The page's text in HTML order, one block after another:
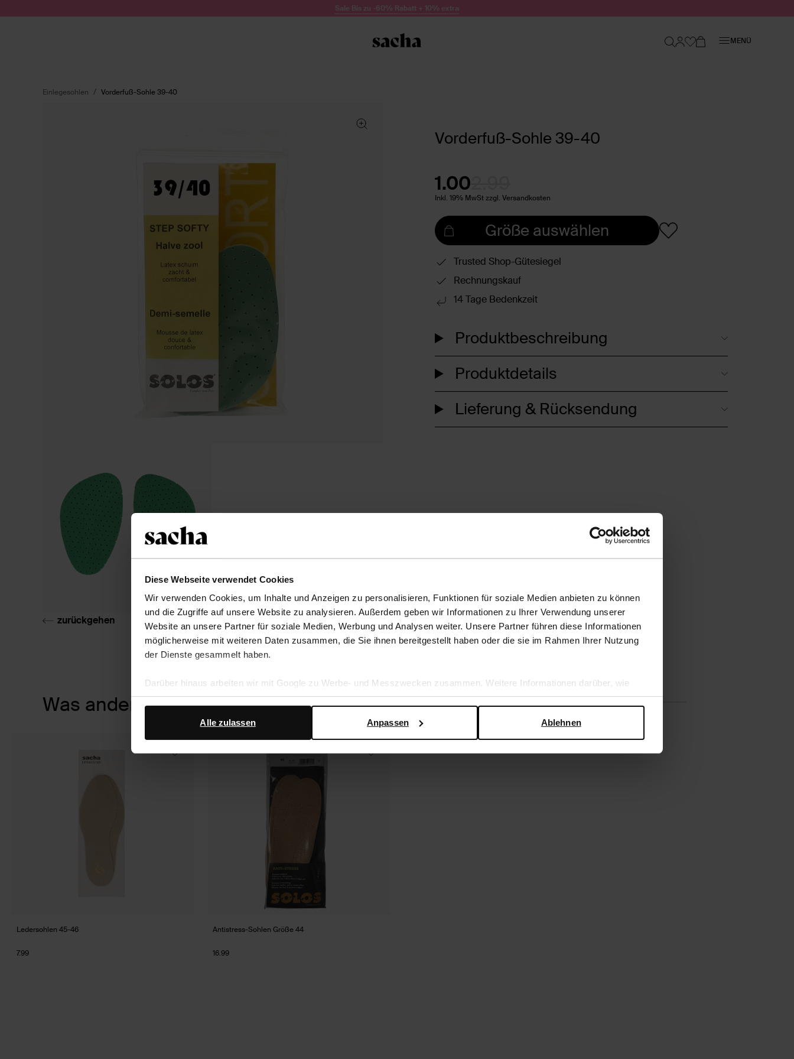
Diese Webseite verwendet Cookies
Wir verwenden Cookies, um Inhalte und Anzeigen zu personalisieren, Funktionen für soziale Medien anbieten zu können
und die Zugriffe auf unsere Website zu analysieren. Außerdem geben wir Informationen zu Ihrer Verwendung unserer
Website an unsere Partner für soziale Medien, Werbung und Analysen weiter. Unsere Partner führen diese Informationen
möglicherweise mit weiteren Daten zusammen, die Sie ihnen bereitgestellt haben oder die sie im Rahmen Ihrer Nutzung
der Dienste gesammelt haben.
Darüber hinaus arbeiten wir mit Google zu Werbe- und Messzwecken zusammen. Weitere Informationen darüber, wie
Google Ihre personenbezogenen Daten verwendet, finden Sie auf derSeite zur geschäftlichen Sicherheit und zum
Ablehnen
Anpassen
Alle zulassen
Sale Bis zu -60% Rabatt + 10% extra
MENÜ
Einlegesohlen Vorderfuß-Sohle 39-40
Vorderfuß-Sohle 39-40
1.00
Inkl. 19% MwSt zzgl. Versandkosten
Größe auswählen
Trusted Shop-Gütesiegel
Rechnungskauf
14 Tage Bedenkzeit
Produktbeschreibung
Produktdetails
Lieferung & Rücksendung
zurückgehen
Was andere kauften
Ledersohlen 45-46
7.99
Antistress-Sohlen Größe 44
16.99